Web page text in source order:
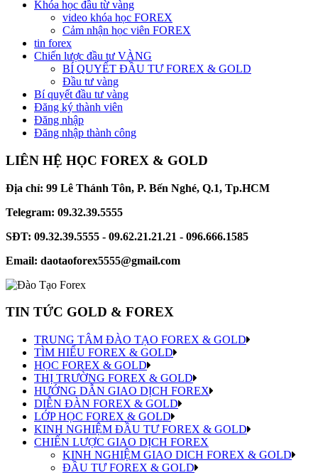
Khóa học đầu từ vàng
video khóa học FOREX
Cảm nhận học viên FOREX
tin forex
Chiến lược đầu tư VÀNG
BÍ QUYẾT ĐẦU TƯ FOREX & GOLD
Đầu tư vàng
Bí quyết đầu tư vàng
Đăng ký thành viên
Đăng nhập
Đăng nhập thành công
LIÊN HỆ HỌC FOREX & GOLD
Địa chỉ: 99 Lê Thánh Tôn, P. Bến Nghé, Q.1, Tp.HCM
Telegram: 09.32.39.5555
SĐT: 09.32.39.5555 - 09.62.21.21.21 - 096.666.1585
Email: daotaoforex5555@gmail.com
TIN TỨC GOLD & FOREX
TRUNG TÂM ĐÀO TẠO FOREX & GOLD
TÌM HIỂU FOREX & GOLD
HỌC FOREX & GOLD
THỊ TRƯỜNG FOREX & GOLD
HƯỚNG DẪN GIAO DỊCH FOREX
DIỄN ĐÀN FOREX & GOLD
LỚP HỌC FOREX & GOLD
KINH NGHIỆM ĐẦU TƯ FOREX & GOLD
CHIẾN LƯỢC GIAO DỊCH FOREX
KINH NGHIỆM GIAO DICH FOREX & GOLD
ĐẦU TƯ FOREX & GOLD